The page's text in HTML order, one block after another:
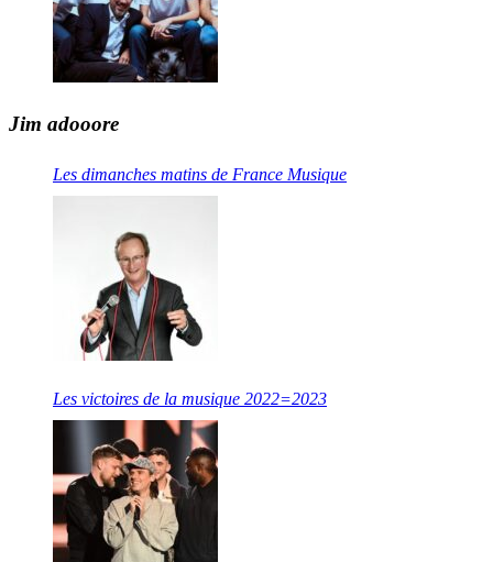
Jim adooore
Les dimanches matins de France Musique
Les victoires de la musique 2022=2023